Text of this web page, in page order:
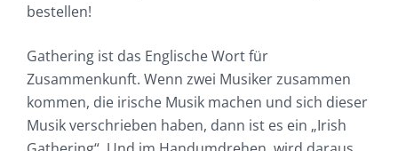
bestellen!
Gathering ist das Englische Wort für
Zusammenkunft. Wenn zwei Musiker zusammen
kommen, die irische Musik machen und sich dieser
Musik verschrieben haben, dann ist es ein „Irish